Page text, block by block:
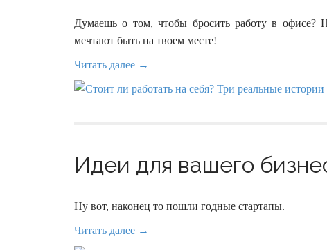
Думаешь о том, чтобы бросить работу в офисе?
мечтают быть на твоем месте!
Читать далее →
Идеи для вашего
Ну вот, наконец то пошли годные стартапы.
Читать далее →